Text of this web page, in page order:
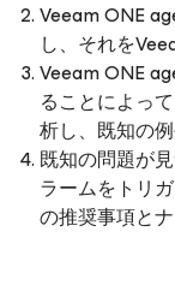
Veeam ONE
し、それを
Veeam ONE
ることによっ
析し、既知の
既知の問題が
ラームをトリ
の推奨事項と